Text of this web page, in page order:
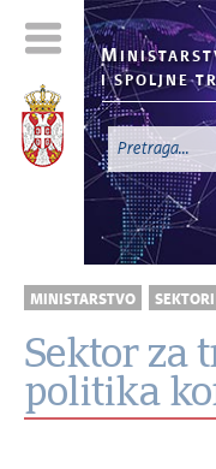
M
I SPOLJNE
MINISTARSTVO SEKTORI
Sektor za
politika